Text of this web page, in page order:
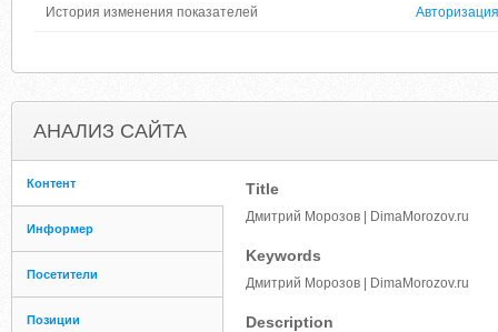
История изменения показателей Авторизация
АНАЛИЗ САЙТА
Контент
Информер
Посетители
Позиции
Title
Дмитрий Морозов | DimaMorozov.ru
Keywords
Дмитрий Морозов | DimaMorozov.ru
Description